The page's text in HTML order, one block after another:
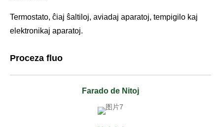
Termostato, ĉiaj ŝaltiloj, aviadaj aparatoj, tempigilo kaj
elektronikaj aparatoj.
Proceza fluo
Farado de Nitoj